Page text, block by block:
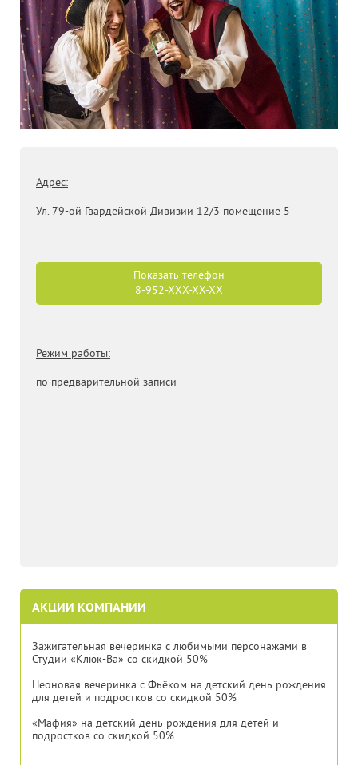
Адрес:
Ул. 79-ой Гвардейской Дивизии 12/3 помещение 5
Показать телефон
8-952-XXX-XX-XX
Режим работы:
по предварительной записи
АКЦИИ КОМПАНИИ
Зажигательная вечеринка с любимыми персонажами в
Студии «Клюк-Ва» со скидкой 50%
Неоновая вечеринка с Фьёком на детский день рождения
для детей и подростков со скидкой 50%
«Мафия» на детский день рождения для детей и
подростков со скидкой 50%